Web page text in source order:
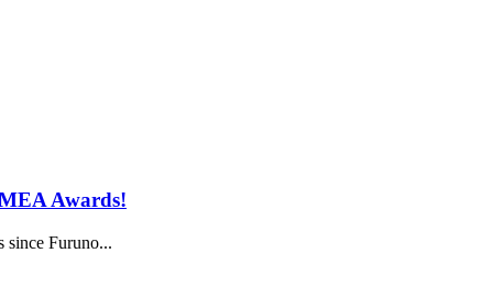
Awards!
since Furuno...